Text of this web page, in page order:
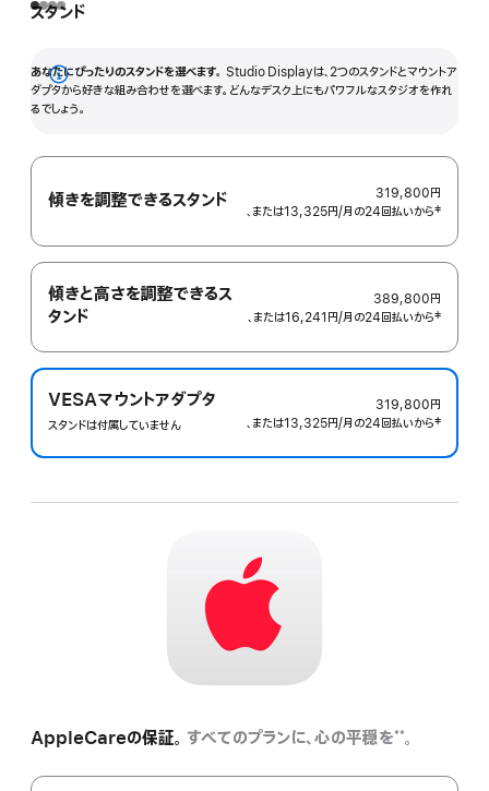
スタンド
あなたにぴったりのスタンドを選べます。 Studio Displayは、2つのスタンドとマウントア
ダプタから好きな組み合わせを選べます。どんなデスク上にもパワフルなスタジオを作れ
るでしょう。
詳
細
表
示
傾きを調整できるスタンド
319,800円
、または13,325円/月 月
の24回払いから 脚注
‡
傾きと高さを調整できるス
タンド
389,800円
、または16,241円/月 月
の24回払いから 脚注
‡
VESAマウントアダプタ
スタンドは付属していません
319,800円
、または13,325円/月 月
の24回払いから 脚注
‡
AppleCareの保証。 すべてのプランに、心の平穏を**。